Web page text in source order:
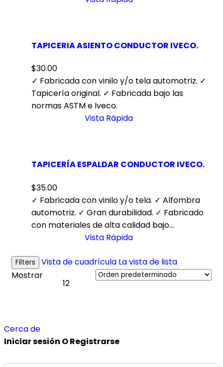
TAPICERIA ASIENTO CONDUCTOR IVECO.
$30.00
✓ Fabricada con vinilo y/o tela automotriz. ✓
Tapicería original. ✓ Fabricada bajo las
normas ASTM e Iveco.
Vista Rápida
TAPICERÍA ESPALDAR CONDUCTOR IVECO.
$35.00
✓ Fabricada con vinilo y/o tela. ✓ Alfombra
automotriz. ✓ Gran durabilidad. ✓ Fabricado
con materiales de alta calidad bajo…
Vista Rápida
Filters Vista de cuadrícula La vista de lista
Mostrar
12
Cerca de
Iniciar sesión O Registrarse